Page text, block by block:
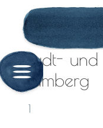
Stadt- und
Camberg
1